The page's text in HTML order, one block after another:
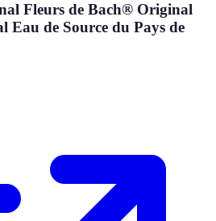
Fleurs de Bach® Original
Eau de Source du Pays de